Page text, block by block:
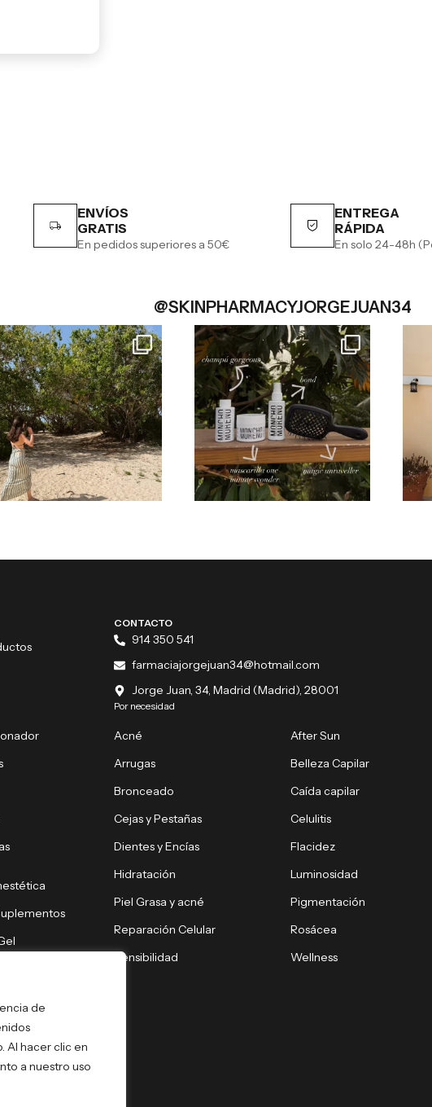
de
Al hacer clic en
a nuestro uso
ENVÍOS
GRATIS
En pedidos superiores a 50€
ENTREGA
RÁPIDA
En solo 24-48h
@SKINPHARMACYJORGEJUAN34
CONTACTO
914 350 541
farmaciajorgejuan34@hotmail.com
Jorge Juan, 34, Madrid (Madrid), 28001
Por necesidad
Acné
After Sun
Arrugas
Belleza Capilar
Bronceado
Caída capilar
Cejas y Pestañas
Celulitis
Dientes y Encías
Flacidez
Hidratación
Luminosidad
Piel Grasa y acné
Pigmentación
Reparación Celular
Rosácea
Sensibilidad
Wellness